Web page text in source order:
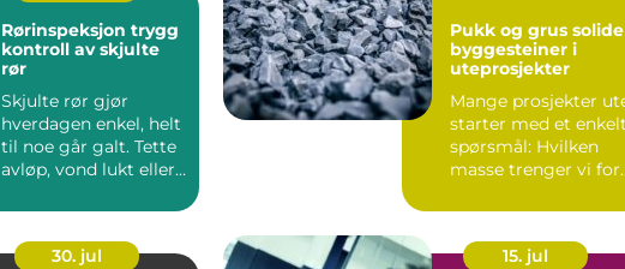
Rørinspeksjon trygg
kontroll av skjulte
rør
Skjulte rør gjør
hverdagen enkel, helt
til noe går galt. Tette
avløp, vond lukt eller
Pukk og grus solide
byggesteiner i
uteprosjekter
Mange prosjekter
starter med et enkelt
spørsmål: Hvilken
masse trenger vi for
30. jul 15. jul